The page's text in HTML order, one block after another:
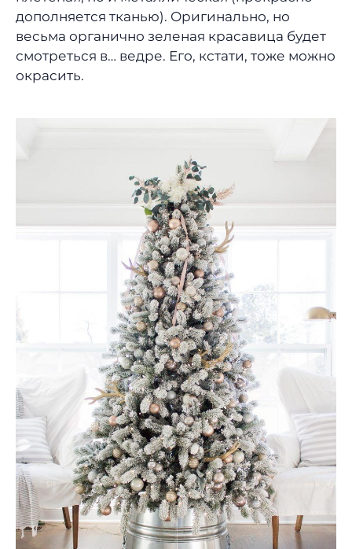
дополняется тканью). Оригинально, но
весьма органично зеленая красавица будет
смотреться в… ведре. Его, кстати, тоже можно
окрасить.